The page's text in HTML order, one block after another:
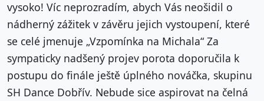
vysoko! Víc neprozradím, abych Vás neošidil o
nádherný zážitek v závěru jejich vystoupení, které
se celé jmenuje „Vzpomínka na Michala“ Za
sympaticky nadšený projev porota doporučila k
postupu do finále ještě úplného nováčka, skupinu
SH Dance Dobřív. Nebude sice aspirovat na čelná